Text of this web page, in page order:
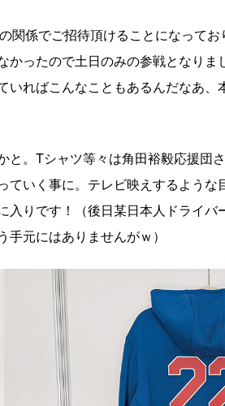
係でご招待頂けることになって
ったので土日のみの参戦となりま
ればこんなこともあるんだなあ、
。Tシャツ等々は角田裕毅応援団
いく事に。テレビ映えするよう
入りです！（後日某日本人ドライ
元にはありませんがｗ）